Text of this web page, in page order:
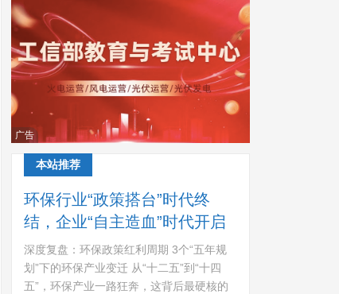
广告
本站推荐
环保行业“政策搭台”时代终
结，企业“自主造血”时代开启
深度复盘：环保政策红利周期 3个“五年规
划”下的环保产业变迁 从“十二五”到“十四
五”，环保产业一路狂奔，这背后最硬核的